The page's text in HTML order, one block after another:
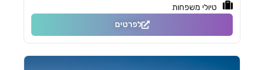
טיולי משפחות
לפרטים